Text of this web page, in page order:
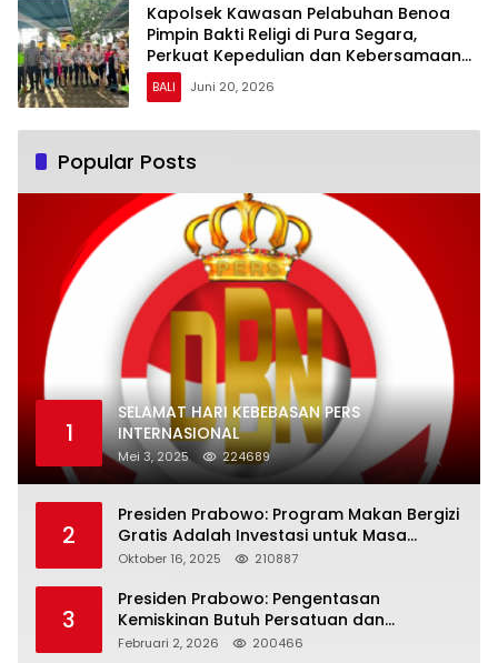
Kapolsek Kawasan Pelabuhan Benoa
Pimpin Bakti Religi di Pura Segara,
Perkuat Kepedulian dan Kebersamaan
dengan Masyarakat
BALI Juni 20, 2026
Popular Posts
1
SELAMAT HARI KEBEBASAN PERS
INTERNASIONAL
Mei 3, 2025 224689
2
Presiden Prabowo: Program Makan Bergizi
Gratis Adalah Investasi untuk Masa
Depan Bangsa
Oktober 16, 2025 210887
3
Presiden Prabowo: Pengentasan
Kemiskinan Butuh Persatuan dan
Kepemimpinan yang Bertanggung Jawab
Februari 2, 2026 200466